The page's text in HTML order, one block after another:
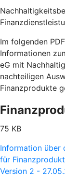
Im folgenden
Informationen
eG mit
nachteiligen
Finanzprodukte
75 KB
Information über
für
Version 2 -